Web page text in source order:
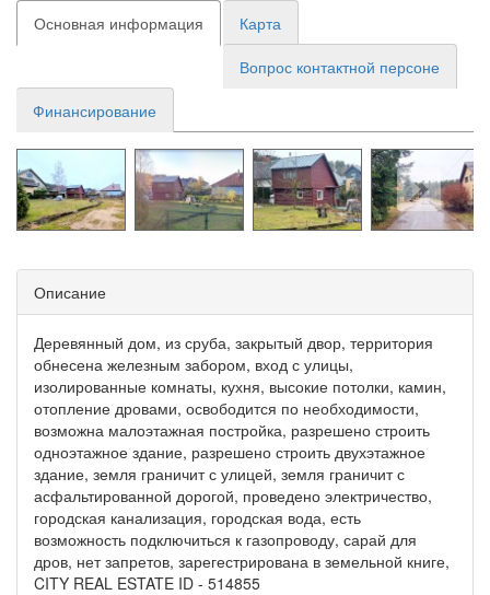
Основная информация
Карта
Вопрос контактной персоне
Финансирование
Описание
Деревянный дом, из сруба, закрытый двор, территория
обнесена железным забором, вход с улицы,
изолированные комнаты, кухня, высокие потолки, камин,
отопление дровами, освободится по необходимости,
возможна малоэтажная постройка, разрешено строить
одноэтажное здание, разрешено строить двухэтажное
здание, земля граничит с улицей, земля граничит с
асфальтированной дорогой, проведено электричество,
городская канализация, городская вода, есть
возможность подключиться к газопроводу, сарай для
дров, нет запретов, зарегестрирована в земельной книге,
CITY REAL ESTATE ID - 514855